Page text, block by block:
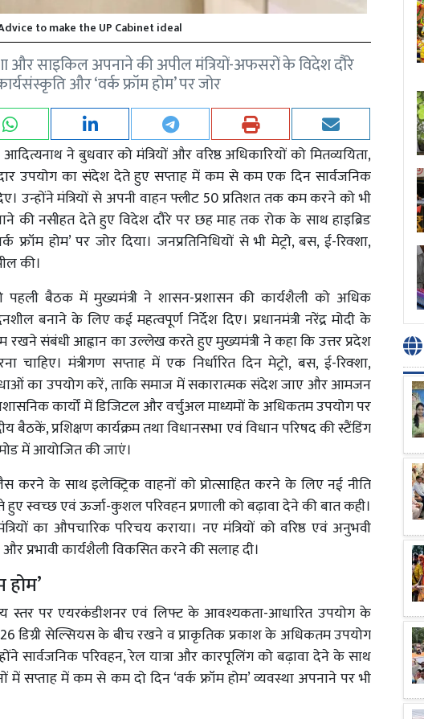
to make the UP Cabinet ideal
और साइकिल अपनाने की अपील मंत्रियों-अफसरों के विदेश दौरे
और ‘वर्क फ्रॉम होम’ पर जोर
आदित्यनाथ ने बुधवार को मंत्रियों और वरिष्ठ अधिकारियों को मितव्ययिता,
उपयोग का संदेश देते हुए सप्ताह में कम से कम एक दिन सार्वजनिक
उन्होंने मंत्रियों से अपनी वाहन फ्लीट 50 प्रतिशत तक कम करने को भी
की नसीहत देते हुए विदेश दौरे पर छह माह तक रोक के साथ हाइब्रिड
होम’ पर जोर दिया। जनप्रतिनिधियों से भी मेट्रो, बस, ई-रिक्शा,
की।
पहली बैठक में मुख्यमंत्री ने शासन-प्रशासन की कार्यशैली को अधिक
बनाने के लिए कई महत्वपूर्ण निर्देश दिए। प्रधानमंत्री नरेंद्र मोदी के
संबंधी आह्वान का उल्लेख करते हुए मुख्यमंत्री ने कहा कि उत्तर प्रदेश
चाहिए। मंत्रीगण सप्ताह में एक निर्धारित दिन मेट्रो, बस, ई-रिक्शा,
का उपयोग करें, ताकि समाज में सकारात्मक संदेश जाए और आमजन
कार्यों में डिजिटल और वर्चुअल माध्यमों के अधिकतम उपयोग पर
प्रशिक्षण कार्यक्रम तथा विधानसभा एवं विधान परिषद की स्टैंडिंग
में आयोजित की जाएं।
करने के साथ इलेक्ट्रिक वाहनों को प्रोत्साहित करने के लिए नई नीति
स्वच्छ एवं ऊर्जा-कुशल परिवहन प्रणाली को बढ़ावा देने की बात कही।
का औपचारिक परिचय कराया। नए मंत्रियों को वरिष्ठ एवं अनुभवी
प्रभावी कार्यशैली विकसित करने की सलाह दी।
होम’
स्तर पर एयरकंडीशनर एवं लिफ्ट के आवश्यकता-आधारित उपयोग के
डिग्री सेल्सियस के बीच रखने व प्राकृतिक प्रकाश के अधिकतम उपयोग
सार्वजनिक परिवहन, रेल यात्रा और कारपूलिंग को बढ़ावा देने के साथ
सप्ताह में कम से कम दो दिन ‘वर्क फ्रॉम होम’ व्यवस्था अपनाने पर भी